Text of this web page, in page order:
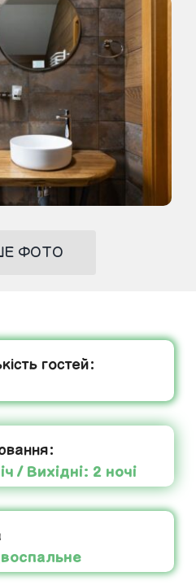
ФОТО
гостей:
/ Вихідні: 2 ночі